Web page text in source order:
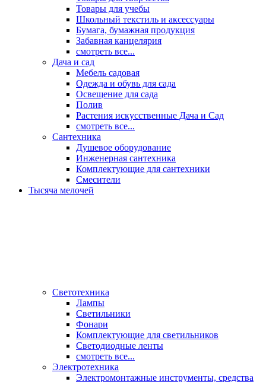
Товары для учебы
Школьный текстиль и аксессуары
Бумага, бумажная продукция
Забавная канцелярия
смотреть все...
Дача и сад
Мебель садовая
Одежда и обувь для сада
Освещение для сада
Полив
Растения искусственные Дача и Сад
смотреть все...
Сантехника
Душевое оборудование
Инженерная сантехника
Комплектующие для сантехники
Смесители
Тысяча мелочей
Светотехника
Лампы
Светильники
Фонари
Комплектующие для светильников
Светодиодные ленты
смотреть все...
Электротехника
Электромонтажные инструменты, средства